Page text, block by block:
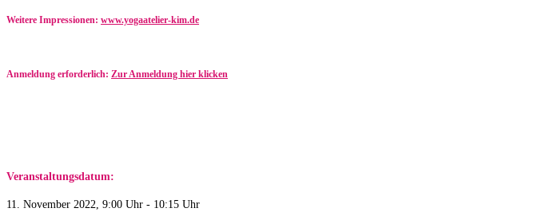
Weitere Impressionen: www.yogaatelier-kim.de​
Anmeldung erforderlich: Zur Anmeldung hier klicken
Veranstaltungsdatum:
11. November 2022, 9:00 Uhr - 10:15 Uhr